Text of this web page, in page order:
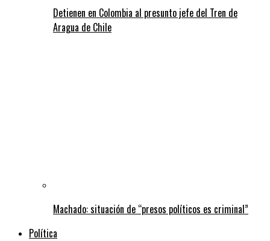
Detienen en Colombia al presunto jefe del Tren de
Aragua de Chile
Machado: situación de “presos políticos es criminal”
Política